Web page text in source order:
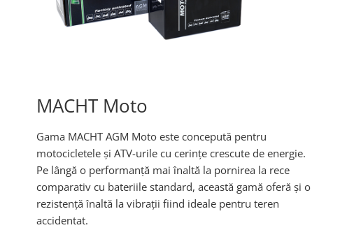
MACHT Moto
Gama MACHT AGM Moto este concepută pentru
motocicletele și ATV-urile cu cerințe crescute de energie.
Pe lângă o performanță mai înaltă la pornirea la rece
comparativ cu bateriile standard, această gamă oferă și o
rezistență înaltă la vibrații fiind ideale pentru teren
accidentat.